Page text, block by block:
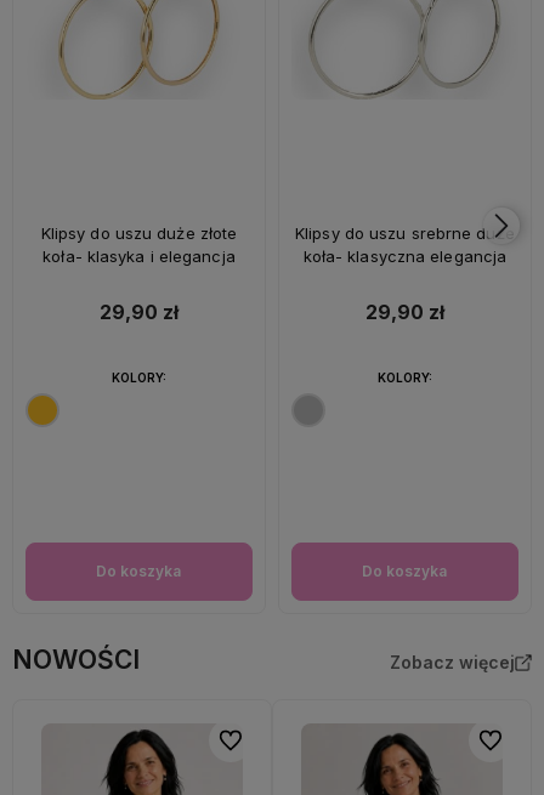
Klipsy do uszu duże złote
koła- klasyka i elegancja
29,90 zł
Do koszyka
KOLORY:
Klipsy do uszu srebrne duże
koła- klasyczna elegancja
29,90 zł
Do koszyka
KOLORY:
NOWOŚCI Zobacz więcej
Do ulubionych Do